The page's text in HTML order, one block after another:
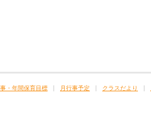
・年間保育目標 月行事予定 クラスだより